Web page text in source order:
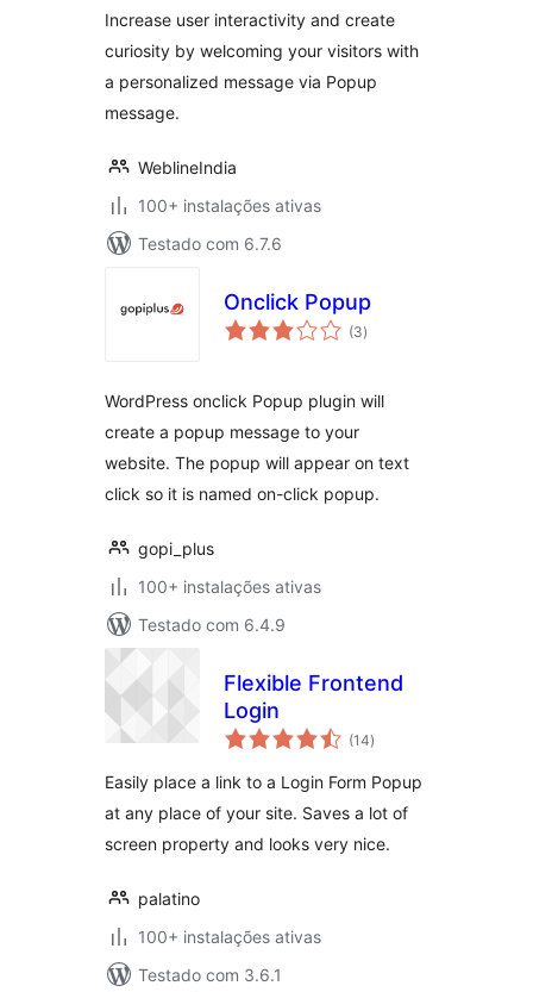
Increase user interactivity and create
curiosity by welcoming your visitors with
a personalized message via Popup
message.
WeblineIndia
100+ instalações ativas
Testado com 6.7.6
Onclick Popup
(3avaliações
totais
)
WordPress onclick Popup plugin will
create a popup message to your
website. The popup will appear on text
click so it is named on-click popup.
gopi_plus
100+ instalações ativas
Testado com 6.4.9
Flexible Frontend
Login
(14avaliações
totais
)
Easily place a link to a Login Form Popup
at any place of your site. Saves a lot of
screen property and looks very nice.
palatino
100+ instalações ativas
Testado com 3.6.1